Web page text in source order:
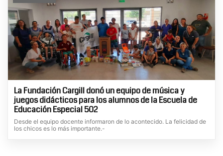
La Fundación Cargill donó un equipo de música y
juegos didácticos para los alumnos de la Escuela de
Educación Especial 502
Desde el equipo docente informaron de lo acontecido. La felicidad de
los chicos es lo más importante.-